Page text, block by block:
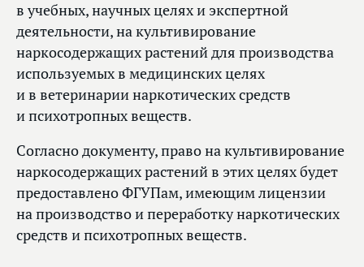
в учебных, научных целях и экспертной
деятельности, на культивирование
наркосодержащих растений для производства
используемых в медицинских целях
и в ветеринарии наркотических средств
и психотропных веществ.
Согласно документу, право на культивирование
наркосодержащих растений в этих целях будет
предоставлено ФГУПам, имеющим лицензии
на производство и переработку наркотических
средств и психотропных веществ.